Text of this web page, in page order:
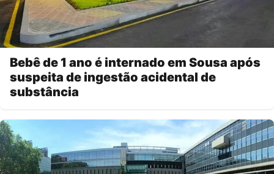
Bebê de 1 ano é internado em Sousa após
suspeita de ingestão acidental de
substância